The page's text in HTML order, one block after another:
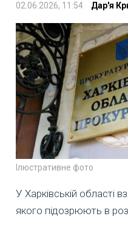
02.06.2026, 11:54 Дар'я
Ілюстративне фото
У Харківській області
якого підозрюють в